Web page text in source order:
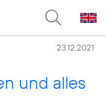
23.12.2021
und alles